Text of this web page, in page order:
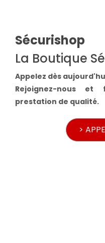
Sécurishop
La Boutique
Appelez dès
Rejoignez-nous et
prestation de qualité.
>